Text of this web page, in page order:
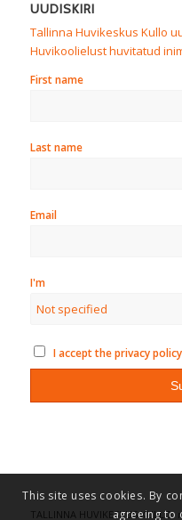
UUDISKIRI
Tallinna Huvikeskus Kullo
Huvikoolielust huvitatud
First name
Last name
Email
I'm
I accept the privacy policy
TALLINNA HUVIKESKUS
This site uses cookies. By
agreeing to